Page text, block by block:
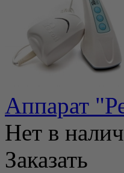
Аппарат
Нет в
Заказать